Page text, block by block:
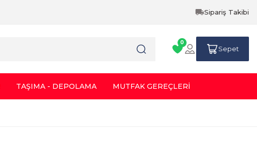
Sipariş Takibi
0
Sepet
TAŞIMA - DEPOLAMA MUTFAK GEREÇLERİ